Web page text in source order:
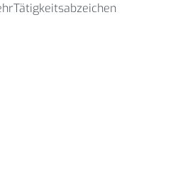
Tätigkeitsabzeichen